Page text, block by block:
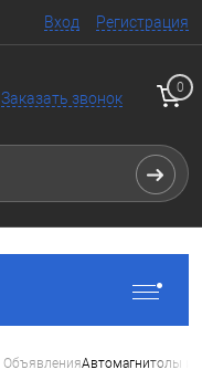
Вход Регистрация
Заказать звонок
0
ОбъявленияАвтомагнитолы и